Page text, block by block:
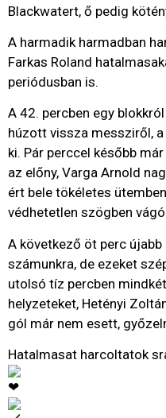
Blackwatert, ő pedig
A harmadik harmadban
Farkas Roland
periódusban is.
A 42. percben egy
húzott vissza messziről,
ki. Pár perccel később
az előny, Varga Arnold
ért bele tökéletes
védhetetlen szögben
A következő öt perc
számunkra, de ezeket
utolsó tíz percben
helyzeteket, Hetényi
gól már nem esett,
Hatalmasat harcoltatok